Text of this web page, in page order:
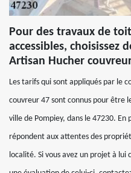
Pour des travaux de
accessibles, choisissez
Artisan Hucher
Les tarifs qui sont appliqués par le
couvreur 47 sont connus pour être
ville de Pompiey, dans le 47230. En
répondent aux attentes des
localité. Si vous avez un projet à lui